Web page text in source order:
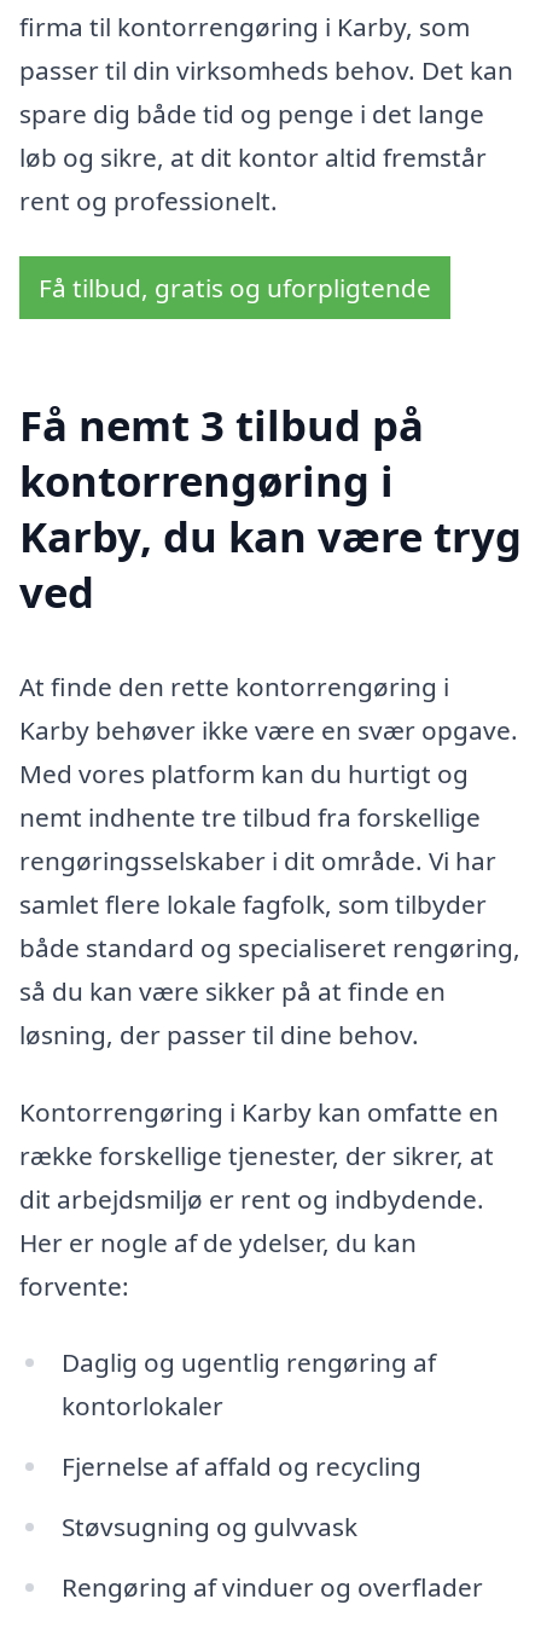
firma til kontorrengøring i Karby, som
passer til din virksomheds behov. Det kan
spare dig både tid og penge i det lange
løb og sikre, at dit kontor altid fremstår
rent og professionelt.
Få tilbud, gratis og uforpligtende
Få nemt 3 tilbud på
kontorrengøring i
Karby, du kan være tryg
ved
At finde den rette kontorrengøring i
Karby behøver ikke være en svær opgave.
Med vores platform kan du hurtigt og
nemt indhente tre tilbud fra forskellige
rengøringsselskaber i dit område. Vi har
samlet flere lokale fagfolk, som tilbyder
både standard og specialiseret rengøring,
så du kan være sikker på at finde en
løsning, der passer til dine behov.
Kontorrengøring i Karby kan omfatte en
række forskellige tjenester, der sikrer, at
dit arbejdsmiljø er rent og indbydende.
Her er nogle af de ydelser, du kan
forvente:
Daglig og ugentlig rengøring af
kontorlokaler
Fjernelse af affald og recycling
Støvsugning og gulvvask
Rengøring af vinduer og overflader